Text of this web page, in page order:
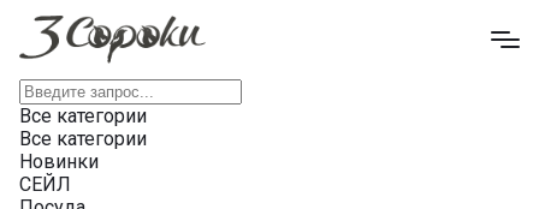
Все категории
Все категории
Новинки
СЕЙЛ